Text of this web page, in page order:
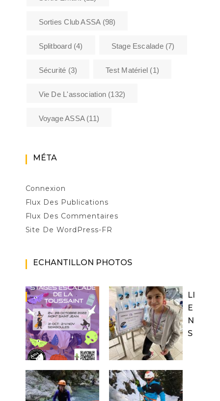
Sorties Club ASSA(98)
Splitboard(4) Stage Escalade(7)
Sécurité (3) Test Matériel (1)
Vie De L'association (132)
Voyage ASSA(11)
MÉTA
Connexion
Flux Des Publications
Flux Des Commentaires
Site De WordPress-FR
ECHANTILLON PHOTOS
LI
E
N
S